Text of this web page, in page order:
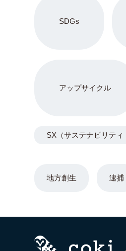
SDGs
アップサイクル
地方創生 逮捕
SX（サステナビリティ